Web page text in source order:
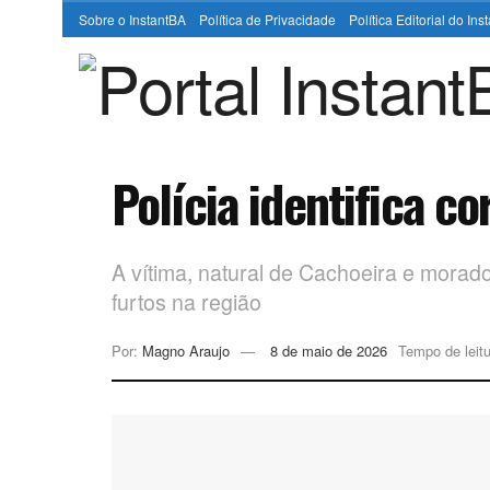
Sobre o InstantBA Política de Privacidade Política Editorial do
Polícia identifica
A vítima, natural de Cachoeira e
furtos na região
Por: Magno Araujo 8 de maio de 2026 Tempo de